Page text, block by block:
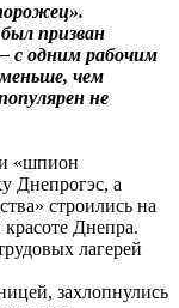
призван
с одним рабочим
чем
не
«шпион
Днепрогэс, а
строились на
Днепра.
лагерей
захлопнулись